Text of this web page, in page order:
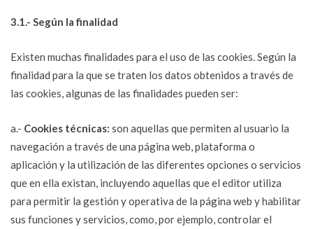
3.1.- Según la finalidad
Existen muchas finalidades para el uso de las cookies. Según la
finalidad para la que se traten los datos obtenidos a través de
las cookies, algunas de las finalidades pueden ser:
a.- Cookies técnicas: son aquellas que permiten al usuario la
navegación a través de una página web, plataforma o
aplicación y la utilización de las diferentes opciones o servicios
que en ella existan, incluyendo aquellas que el editor utiliza
para permitir la gestión y operativa de la página web y habilitar
sus funciones y servicios, como, por ejemplo, controlar el